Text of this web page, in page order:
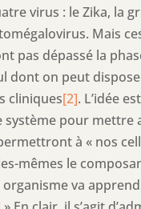
virus : le Zika, la
Mais
pas dépassé la
dont on peut
cliniques[2]. L’idée
système pour mettre
à « nos
mêmes le
va